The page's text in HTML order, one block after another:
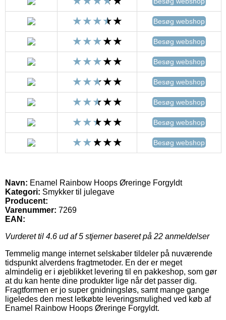
Besøg webshop
Besøg webshop
Besøg webshop
Besøg webshop
Besøg webshop
Besøg webshop
Besøg webshop
Navn: Enamel Rainbow Hoops Øreringe Forgyldt
Kategori: Smykker til julegave
Producent:
Varenummer: 7269
EAN:
Vurderet til 4.6 ud af 5 stjerner baseret på 22 anmeldelser
Temmelig mange internet selskaber tildeler på nuværende
tidspunkt alverdens fragtmetoder. En der er meget
almindelig er i øjeblikket levering til en pakkeshop, som gør
at du kan hente dine produkter lige når det passer dig.
Fragtformen er jo super gnidningsløs, samt mange gange
ligeledes den mest letkøbte leveringsmulighed ved køb af
Enamel Rainbow Hoops Øreringe Forgyldt.